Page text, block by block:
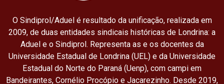
O Sindiprol/Aduel é resultado da unificação, realizada em
2009, de duas entidades sindicais históricas de Londrina: a
Aduel e o Sindiprol. Representa as e os docentes da
Universidade Estadual de Londrina (UEL) e da Universidade
Estadual do Norte do Paraná (Uenp), com campi em
Bandeirantes, Cornélio Procópio e Jacarezinho. Desde 2019,